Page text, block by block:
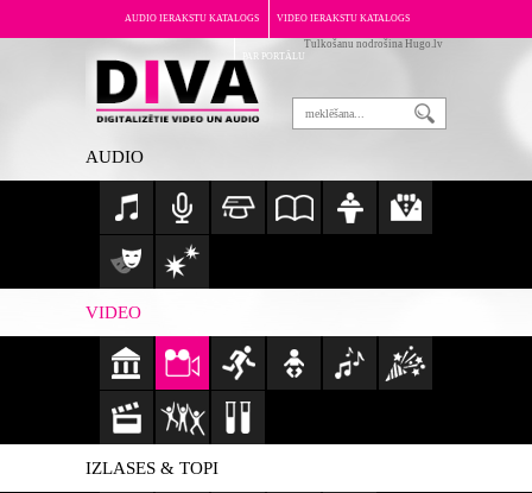
AUDIO IERAKSTU KATALOGS VIDEO IERAKSTU KATALOGS
PAR PORTĀLU
Tulkošanu nodrošina Hugo.lv
AUDIO
VIDEO
IZLASES & TOPI